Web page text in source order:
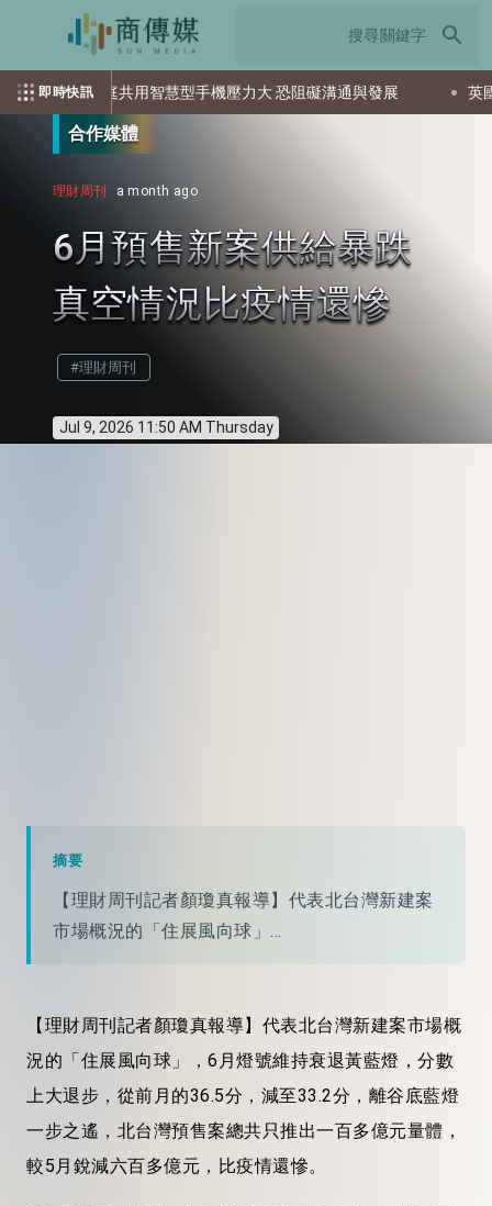
search
即時快訊
家庭共用智慧型手機壓力大 恐阻礙溝通與發展 英國航太
合作媒體
理財周刊 a month ago
6月預售新案供給暴跌
真空情況比疫情還慘
#理財周刊
Jul 9, 2026 11:50 AM Thursday
摘要
【理財周刊記者顏瓊真報導】代表北台灣新建案
市場概況的「住展風向球」...
【理財周刊記者顏瓊真報導】代表北台灣新建案市場概
況的「住展風向球」，6月燈號維持衰退黃藍燈，分數
上大退步，從前月的36.5分，減至33.2分，離谷底藍燈
一步之遙，北台灣預售案總共只推出一百多億元量體，
較5月銳減六百多億元，比疫情還慘。